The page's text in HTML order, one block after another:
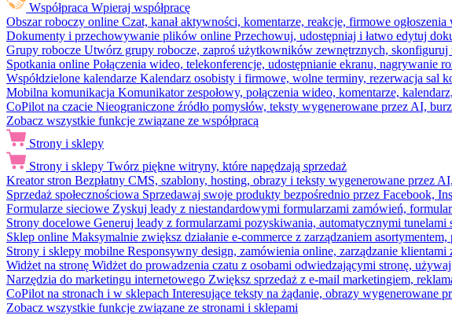
Współpraca Wpieraj współpracę
Obszar roboczy online Czat, kanał aktywności, komentarze, reakcje, firmowe ogłoszenia
Dokumenty i przechowywanie plików online Przechowuj, udostępniaj i łatwo edytuj
Grupy robocze Utwórz grupy robocze, zaproś użytkowników zewnętrznych, skonfiguruj
Spotkania online Połączenia wideo, telekonferencje, udostępnianie ekranu, nagrywanie
Współdzielone kalendarze Kalendarz osobisty i firmowe, wolne terminy, rezerwacja sal
Mobilna komunikacja Komunikator zespołowy, połączenia wideo, komentarze,
CoPilot na czacie Nieograniczone źródło pomysłów, teksty wygenerowane przez AI,
Zobacz wszystkie funkcje związane ze współpracą
Strony i sklepy
Strony i sklepy Twórz piękne witryny, które napędzają sprzedaż
Kreator stron Bezpłatny CMS, szablony, hosting, obrazy i teksty wygenerowane przez
Sprzedaż społecznościowa Sprzedawaj swoje produkty bezpośrednio przez Facebook,
Formularze sieciowe Zyskuj leady z niestandardowymi formularzami zamówień,
Strony docelowe Generuj leady z formularzami pozyskiwania, automatycznymi
Sklep online Maksymalnie zwiększ działanie e-commerce z zarządzaniem
Strony i sklepy mobilne Responsywny design, zamówienia online, zarządzanie klientami
Widżet na stronę Widżet do prowadzenia czatu z osobami odwiedzającymi stronę,
Narzędzia do marketingu internetowego Zwiększ sprzedaż z e-mail marketingiem,
CoPilot na stronach i w sklepach Interesujące teksty na żądanie, obrazy wygenerowane
Zobacz wszystkie funkcje związane ze stronami i sklepami